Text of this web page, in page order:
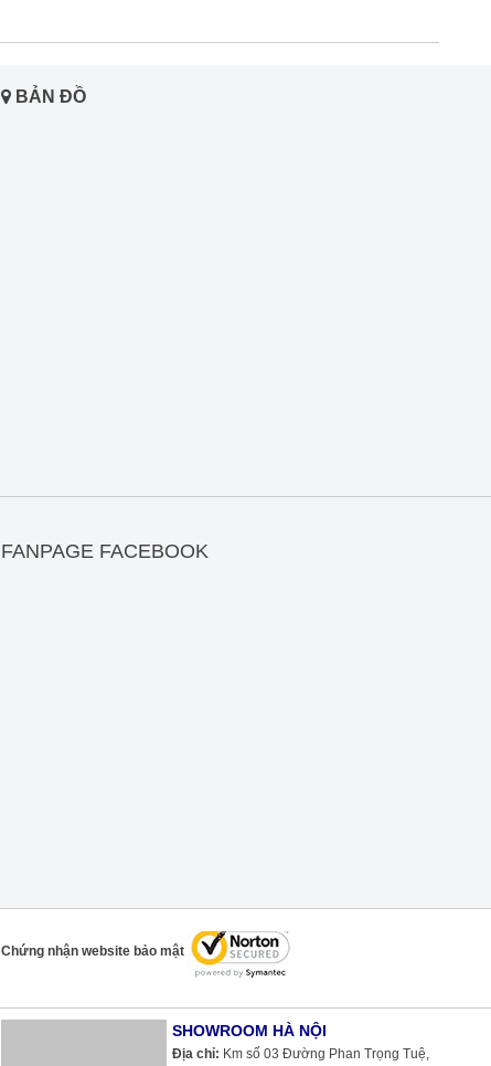
BẢN ĐỒ
FANPAGE FACEBOOK
Chứng nhận website bảo mật
SHOWROOM HÀ NỘI
Địa chỉ: Km số 03 Đường Phan Trọng Tuệ,